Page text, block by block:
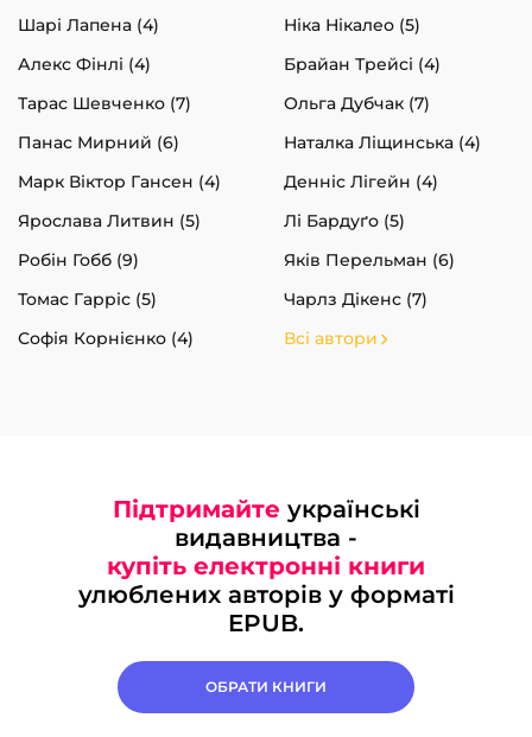
Шарі Лапена (4)
Ніка Нікалео (5)
Алекс Фінлі (4)
Брайан Трейсі (4)
Тарас Шевченко (7)
Ольга Дубчак (7)
Панас Мирний (6)
Наталка Ліщинська (4)
Марк Віктор Гансен (4)
Денніс Лігейн (4)
Ярослава Литвин (5)
Лі Бардуґо (5)
Робін Гобб (9)
Яків Перельман (6)
Томас Гарріс (5)
Чарлз Дікенс (7)
Софія Корнієнко (4)
Всі автори
Підтримайте українські
видавництва -
купіть електронні книги
улюблених авторів у форматі
EPUB.
ОБРАТИ КНИГИ